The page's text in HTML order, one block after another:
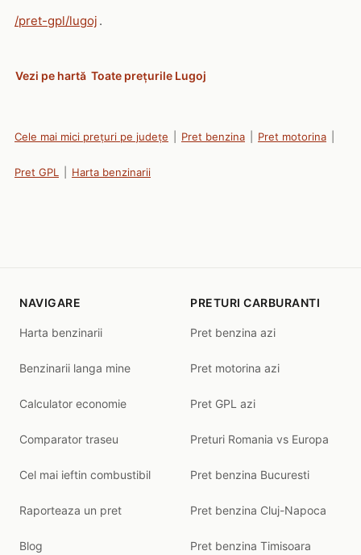
/pret-gpl/lugoj .
Vezi pe hartă Toate prețurile Lugoj
Cele mai mici prețuri pe județe Pret benzina Pret motorina
Pret GPL Harta benzinarii
NAVIGARE
Harta benzinarii
Benzinarii langa mine
Calculator economie
Comparator traseu
Cel mai ieftin combustibil
Raporteaza un pret
Blog
PRETURI CARBURANTI
Pret benzina azi
Pret motorina azi
Pret GPL azi
Preturi Romania vs Europa
Pret benzina Bucuresti
Pret benzina Cluj-Napoca
Pret benzina Timisoara